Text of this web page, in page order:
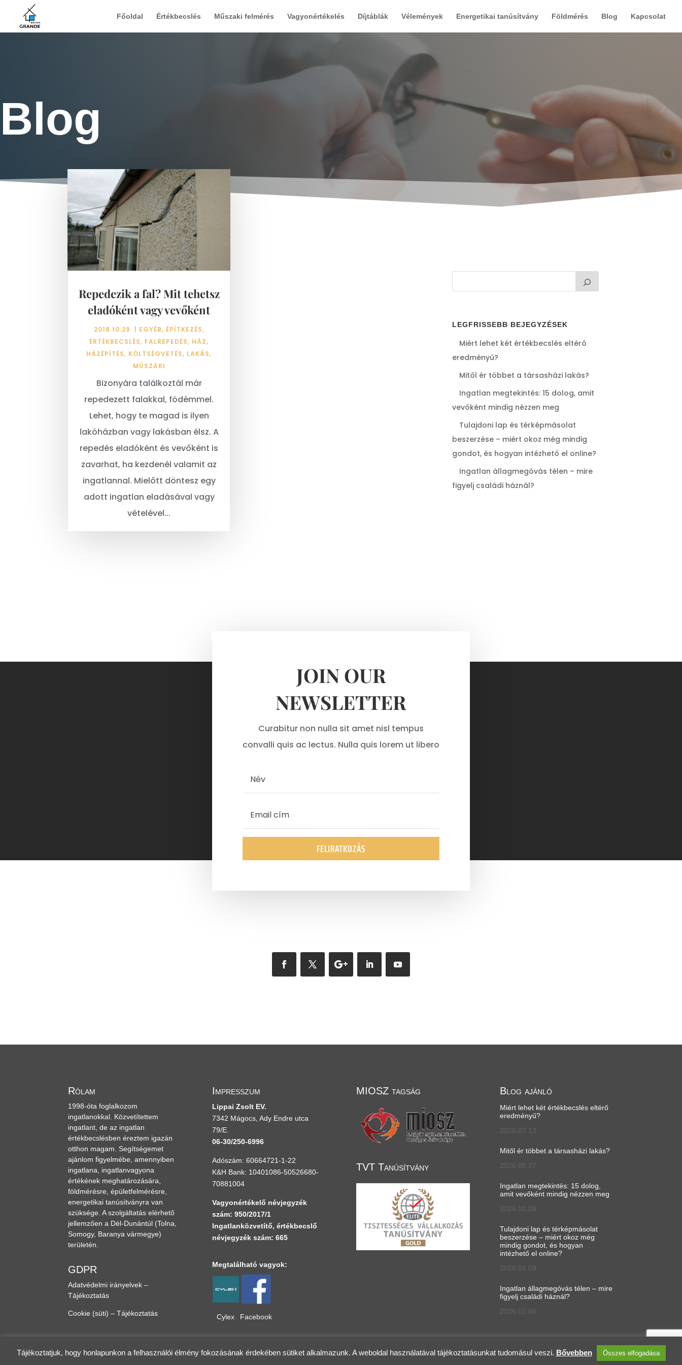
Főoldal Értékbecslés Műszaki felmérés Vagyonértékelés Díjtáblák Vélemények Energetikai tanúsítvány Földmérés Blog Kapcsolat
Blog
Repedezik a fal? Mit tehetsz
eladóként vagy vevőként
2018.10.29. EGYÉB, ÉPÍTKEZÉS,
ÉRTÉKBECSLÉS, FALREPEDÉS, HÁZ,
HÁZÉPÍTÉS, KÖLTSÉGVETÉS, LAKÁS,
MŰSZAKI
Bizonyára találkoztál már
repedezett falakkal, födémmel.
Lehet, hogy te magad is ilyen
lakóházban vagy lakásban élsz. A
repedés eladóként és vevőként is
zavarhat, ha kezdenél valamit az
ingatlannal. Mielőtt döntesz egy
adott ingatlan eladásával vagy
vételével...
LEGFRISSEBB BEJEGYZÉSEK
Miért lehet két értékbecslés eltérő
eredményű?
Mitől ér többet a társasházi lakás?
Ingatlan megtekintés: 15 dolog, amit
vevőként mindig nézzen meg
Tulajdoni lap és térképmásolat
beszerzése – miért okoz még mindig
gondot, és hogyan intézhető el online?
Ingatlan állagmegóvás télen – mire
figyelj családi háznál?
JOIN OUR
NEWSLETTER
Curabitur non nulla sit amet nisl tempus
convalli quis ac lectus. Nulla quis lorem ut libero
FELIRATKOZÁS
Rólam
1998-óta foglalkozom
ingatlanokkal. Közvetítettem
ingatlant, de az ingatlan
értékbecslésben éreztem igazán
otthon magam. Segítségemet
ajánlom figyelmébe, amennyiben
ingatlana, ingatlanvagyona
értékének meghatározására,
földmérésre, épületfelmérésre,
energetikai tanúsítványra van
szüksége. A szolgáltatás elérhető
jellemzően a Dél-Dunántúl (Tolna,
Somogy, Baranya vármegye)
területén.
GDPR
Adatvédelmi irányelvek –
Tájékoztatás
Cookie (süti) – Tájékoztatás
Impresszum
Lippai Zsolt EV.
7342 Mágocs, Ady Endre utca
79/E.
06-30/250-6996
Adószám: 60664721-1-22
K&H Bank: 10401086-50526680-
70881004
Vagyonértékelő névjegyzék
szám: 950/2017/1
Ingatlanközvetítő, értékbecslő
névjegyzék szám: 665
Megtalálható vagyok:
Cylex Facebook
MIOSZ tagság
TVT Tanúsítvány
Blog ajánló
Miért lehet két értékbecslés eltérő
eredményű?
2026.07.13.
Mitől ér többet a társasházi lakás?
2026.05.27.
Ingatlan megtekintés: 15 dolog,
amit vevőként mindig nézzen meg
2026.01.09.
Tulajdoni lap és térképmásolat
beszerzése – miért okoz még
mindig gondot, és hogyan
intézhető el online?
2026.01.09.
Ingatlan állagmegóvás télen – mire
figyelj családi háznál?
2026.01.05.
Tájékoztatjuk, hogy honlapunkon a felhasználói élmény fokozásának érdekében sütiket alkalmazunk. A weboldal használatával tájékoztatásunkat tudomásul veszi. Bővebben Összes elfogadása